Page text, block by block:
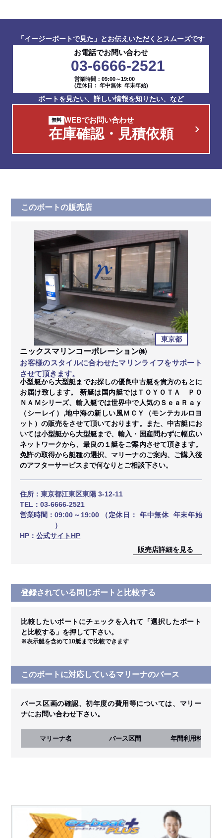
「イージーボートで見た」とお伝えいただくとスムーズです
お電話でお問い合わせ
03-6666-2521
営業時間：09:00～19:00
(定休日： 年中無休 年末年始)
ボートを見たい、詳しい情報を知りたい、など
WEBでお問い合わせ
在庫確認・見積依頼
このボートの販売店
東京都
ニックスマリンコーポレーション㈱
お客様のスタイルに合わせたマリンライフをサポート
させて頂きます。
小型艇から大型艇までお探しの優良中古艇を貴方のもとに
お届け致します。 新艇は国内艇ではＴＯＹＯＴＡ ＰＯ
ＮＡＭシリーズ、輸入艇では世界中で人気のＳｅａＲａｙ
（シーレイ）,地中海の新しい風ＭＣＹ（モンテカルロヨ
ット）の販売をさせて頂いております。また、中古艇にお
いては小型艇から大型艇まで、輸入・国産問わずに幅広い
ネットワークから、最良の１艇をご案内させて頂きます。
免許の取得から艇種の選択、マリーナのご案内、ご購入後
のアフターサービスまで何なりとご相談下さい。
住所：東京都江東区東陽 3-12-11
TEL：03-6666-2521
営業時間：09:00～19:00 （定休日： 年中無休 年末年始
）
HP：公式サイトHP
販売店詳細を見る
登録されている同じボートと比較する
比較したいボートにチェックを入れて「選択したボート
と比較する」を押して下さい。
※表示艇を含めて10艇まで比較できます
このボートに対応しているマリーナのバース
バース区画の確認、初年度の費用等については、マリー
ナにお問い合わせ下さい。
マリーナ名 バース区間 年間利用料